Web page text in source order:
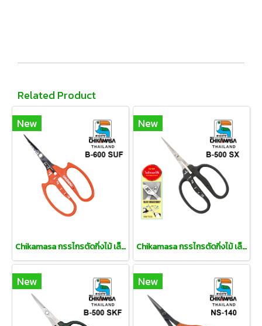
Related Product
New
Chikamasa กรรไกรตัดกิ่งไม้ เล็มดอก ปากตรง(copy)
New
Chikamasa กรรไกรตัดกิ่งไม้ เล็มดอก ปากตรง(copy)(copy)
New New